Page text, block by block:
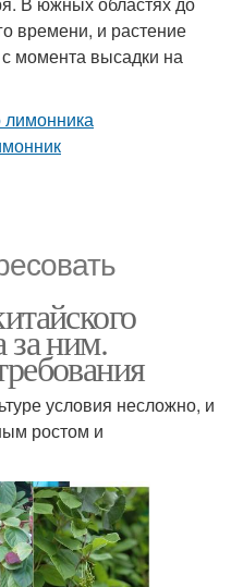
времени, и растение
момента высадки на
за ним.
условия несложно, и
ростом и